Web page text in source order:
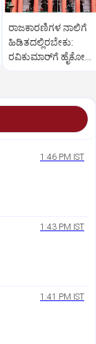
ರಾಜಕಾರಣಿಗಳ ನಾಲಿಗೆ
ಹಿಡಿತದಲ್ಲಿರಬೇಕು:
ರವಿಕುಮಾರ್‌ಗೆ
1:46 PM IST
1:43 PM IST
1:41 PM IST